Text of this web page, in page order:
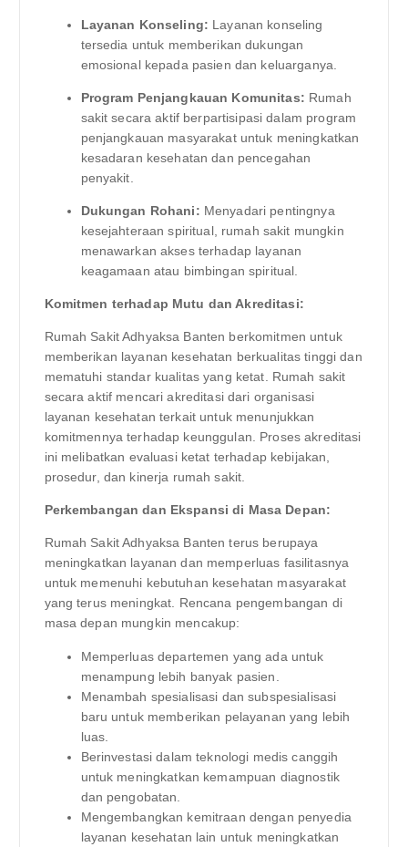
Layanan Konseling: Layanan konseling
tersedia untuk memberikan dukungan
emosional kepada pasien dan keluarganya.
Program Penjangkauan Komunitas: Rumah
sakit secara aktif berpartisipasi dalam program
penjangkauan masyarakat untuk meningkatkan
kesadaran kesehatan dan pencegahan
penyakit.
Dukungan Rohani: Menyadari pentingnya
kesejahteraan spiritual, rumah sakit mungkin
menawarkan akses terhadap layanan
keagamaan atau bimbingan spiritual.
Komitmen terhadap Mutu dan Akreditasi:
Rumah Sakit Adhyaksa Banten berkomitmen untuk
memberikan layanan kesehatan berkualitas tinggi dan
mematuhi standar kualitas yang ketat. Rumah sakit
secara aktif mencari akreditasi dari organisasi
layanan kesehatan terkait untuk menunjukkan
komitmennya terhadap keunggulan. Proses akreditasi
ini melibatkan evaluasi ketat terhadap kebijakan,
prosedur, dan kinerja rumah sakit.
Perkembangan dan Ekspansi di Masa Depan:
Rumah Sakit Adhyaksa Banten terus berupaya
meningkatkan layanan dan memperluas fasilitasnya
untuk memenuhi kebutuhan kesehatan masyarakat
yang terus meningkat. Rencana pengembangan di
masa depan mungkin mencakup:
Memperluas departemen yang ada untuk
menampung lebih banyak pasien.
Menambah spesialisasi dan subspesialisasi
baru untuk memberikan pelayanan yang lebih
luas.
Berinvestasi dalam teknologi medis canggih
untuk meningkatkan kemampuan diagnostik
dan pengobatan.
Mengembangkan kemitraan dengan penyedia
layanan kesehatan lain untuk meningkatkan